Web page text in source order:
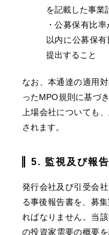
を記載した事業
・公募保有比
以内に公募保
提出すること
なお、本通達の適用
ったMPO規則に基づ
上場会社についても
されます。
5. 監視及び報
発行会社及び引受会
る事後報告書を、募
ればなりません。当
の投資家需要の概要